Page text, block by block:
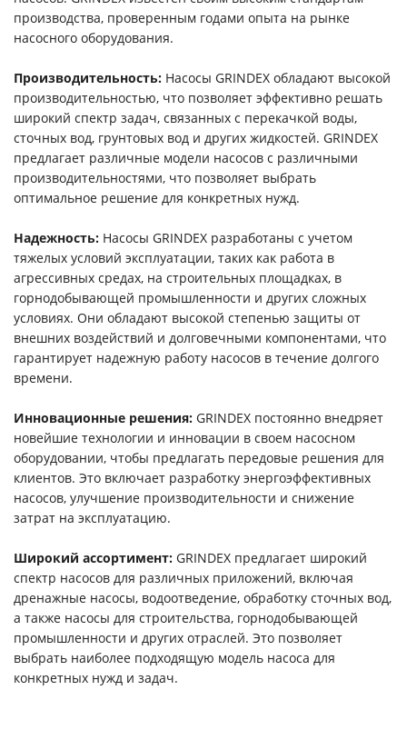
производства, проверенным годами опыта на рынке
насосного оборудования.
Производительность: Насосы GRINDEX обладают высокой
производительностью, что позволяет эффективно решать
широкий спектр задач, связанных с перекачкой воды,
сточных вод, грунтовых вод и других жидкостей. GRINDEX
предлагает различные модели насосов с различными
производительностями, что позволяет выбрать
оптимальное решение для конкретных нужд.
Надежность: Насосы GRINDEX разработаны с учетом
тяжелых условий эксплуатации, таких как работа в
агрессивных средах, на строительных площадках, в
горнодобывающей промышленности и других сложных
условиях. Они обладают высокой степенью защиты от
внешних воздействий и долговечными компонентами, что
гарантирует надежную работу насосов в течение долгого
времени.
Инновационные решения: GRINDEX постоянно внедряет
новейшие технологии и инновации в своем насосном
оборудовании, чтобы предлагать передовые решения для
клиентов. Это включает разработку энергоэффективных
насосов, улучшение производительности и снижение
затрат на эксплуатацию.
Широкий ассортимент: GRINDEX предлагает широкий
спектр насосов для различных приложений, включая
дренажные насосы, водоотведение, обработку сточных вод,
а также насосы для строительства, горнодобывающей
промышленности и других отраслей. Это позволяет
выбрать наиболее подходящую модель насоса для
конкретных нужд и задач.